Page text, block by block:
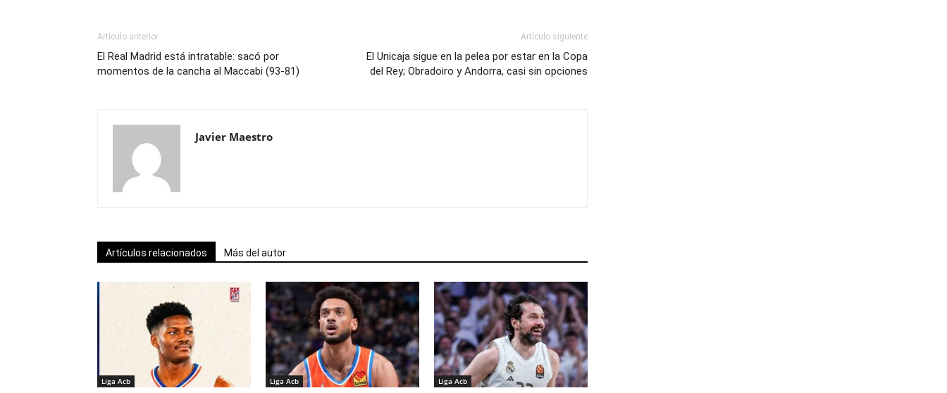
Artículo anterior
El Real Madrid está intratable: sacó por
momentos de la cancha al Maccabi (93-81)
Artículo siguiente
El Unicaja sigue en la pelea por estar en la Copa
del Rey; Obradoiro y Andorra, casi sin opciones
Javier Maestro
Artículos relacionados Más del autor
Liga Acb Liga Acb Liga Acb